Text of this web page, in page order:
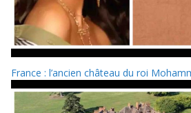
France : l’ancien château du roi